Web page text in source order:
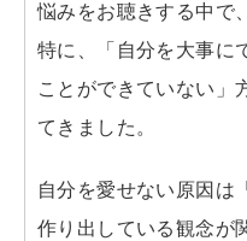
悩みをお聴きする中で
特に、「自分を大事に
ことができていない」
てきました。
自分を愛せない原因は
作り出している観念が